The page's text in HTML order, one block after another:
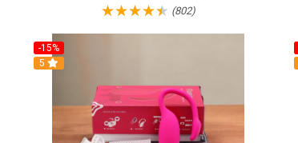
(802)
-15%
5